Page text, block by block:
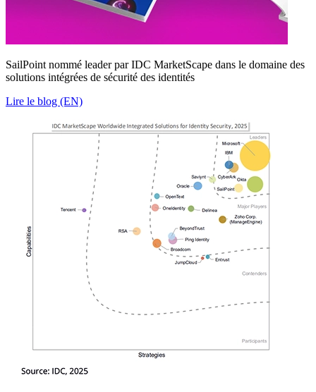
SailPoint nommé leader par IDC MarketScape dans le domaine des
solutions intégrées de sécurité des identités
Lire le blog (EN)